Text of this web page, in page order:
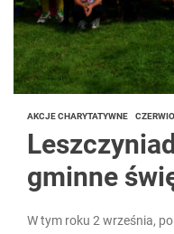
AKCJE CHARYTATYWNE
gminne
W tym roku 2 września,